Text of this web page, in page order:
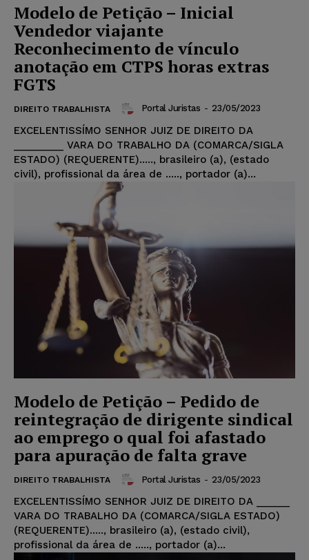
Modelo de Petição – Inicial
Vendedor viajante
Reconhecimento de vínculo
anotação em CTPS horas extras
FGTS
DIREITO TRABALHISTA Portal Juristas - 23/05/2023
EXCELENTISSÍMO SENHOR JUIZ DE DIREITO DA
_________ VARA DO TRABALHO DA (COMARCA/SIGLA
ESTADO) (REQUERENTE)....., brasileiro (a), (estado
civil), profissional da área de ....., portador (a)...
Modelo de Petição – Pedido de
reintegração de dirigente sindical
ao emprego o qual foi afastado
para apuração de falta grave
DIREITO TRABALHISTA Portal Juristas - 23/05/2023
EXCELENTISSÍMO SENHOR JUIZ DE DIREITO DA ______
VARA DO TRABALHO DA (COMARCA/SIGLA ESTADO)
(REQUERENTE)....., brasileiro (a), (estado civil),
profissional da área de ....., portador (a)...